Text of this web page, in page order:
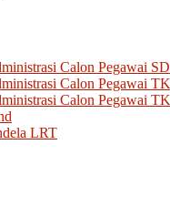
Calon Pegawai
Calon Pegawai
Calon Pegawai
LRT